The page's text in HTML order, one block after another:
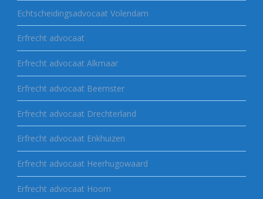
Echtscheidingsadvocaat Volendam
Erfrecht advocaat
Erfrecht advocaat Alkmaar
Erfrecht advocaat Beemster
Erfrecht advocaat Drechterland
Erfrecht advocaat Enkhuizen
Erfrecht advocaat Heerhugowaard
Erfrecht advocaat Hoorn